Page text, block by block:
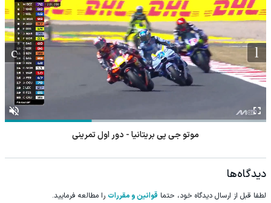
موتو جی پی بریتانیا - دور اول تمرینی
دیدگاه‌ها
لطفا قبل از ارسال دیدگاه خود، حتما قوانین و مقررات را مطالعه فرمایید.